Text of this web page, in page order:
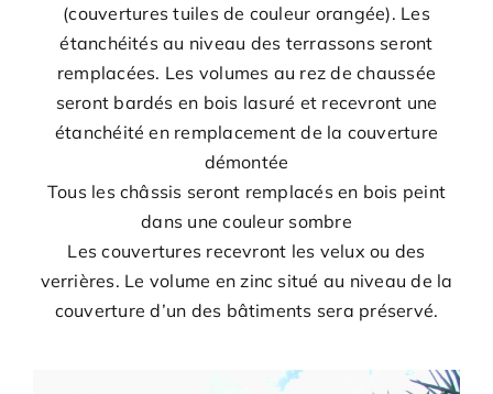
(couvertures tuiles de couleur orangée). Les
étanchéités au niveau des terrassons seront
remplacées. Les volumes au rez de chaussée
seront bardés en bois lasuré et recevront une
étanchéité en remplacement de la couverture
démontée
Tous les châssis seront remplacés en bois peint
dans une couleur sombre
Les couvertures recevront les velux ou des
verrières. Le volume en zinc situé au niveau de la
couverture d’un des bâtiments sera préservé.